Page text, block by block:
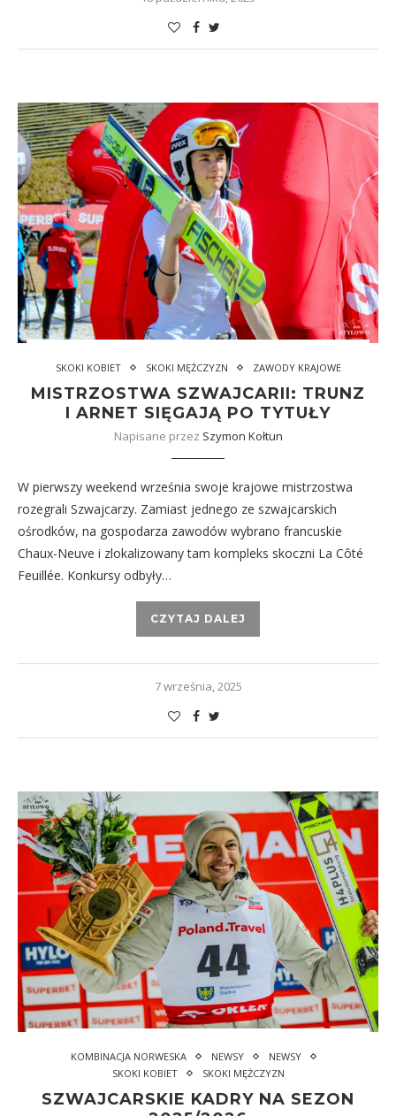
SKOKI KOBIET SKOKI MĘŻCZYZN ZAWODY KRAJOWE
MISTRZOSTWA SZWAJCARII: TRUNZ
I ARNET SIĘGAJĄ PO TYTUŁY
Napisane przez Szymon Kołtun
W pierwszy weekend września swoje krajowe mistrzostwa
rozegrali Szwajcarzy. Zamiast jednego ze szwajcarskich
ośrodków, na gospodarza zawodów wybrano francuskie
Chaux-Neuve i zlokalizowany tam kompleks skoczni La Côté
Feuillée. Konkursy odbyły…
CZYTAJ DALEJ
7 września, 2025
KOMBINACJA NORWESKA NEWSY
NEWSY
SKOKI KOBIET
SKOKI MĘŻCZYZN
SZWAJCARSKIE KADRY NA SEZON